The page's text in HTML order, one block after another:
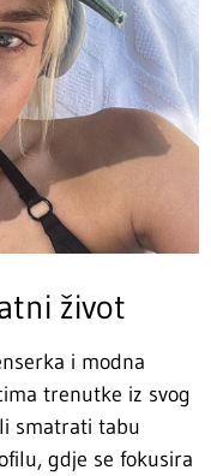
život
i modna
trenutke iz svog
smatrati tabu
gdje se fokusira